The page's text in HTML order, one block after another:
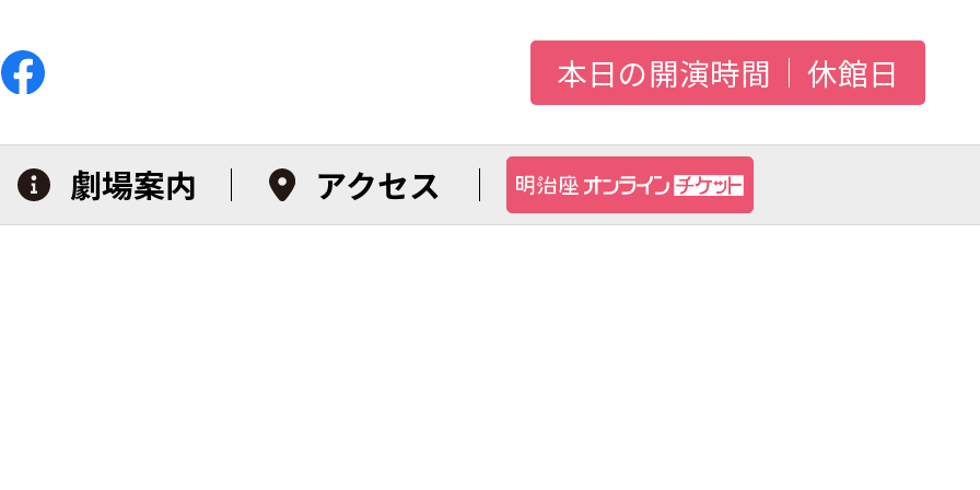
本日の開演時間 休館日
劇場案内 アクセス